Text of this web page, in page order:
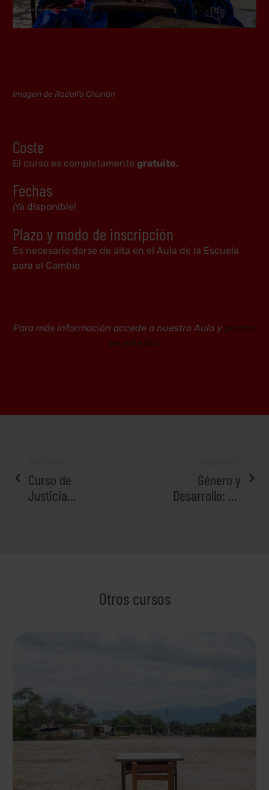
Imagen de Rodolfo Churión
Coste
El curso es completamente gratuito.
Fechas
¡Ya disponible!
Plazo y modo de inscripción
Es necesario darse de alta en el Aula de la Escuela
para el Cambio
Para más información accede a nuestro Aula y pincha
en este link
DECurso de
Justicia
Género y
Desarrollo: Un
Otros cursos